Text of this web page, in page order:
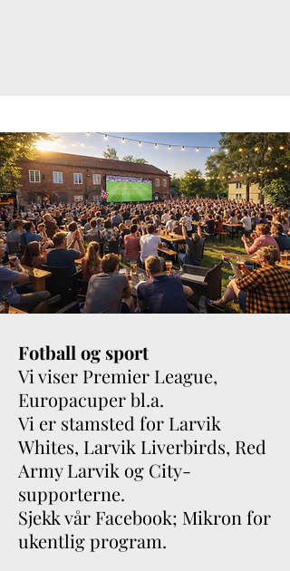
Fotball og sport
Vi viser Premier League,
Europacuper bl.a.
Vi er stamsted for Larvik
Whites, Larvik Liverbirds, Red
Army Larvik og City-
supporterne.
Sjekk vår Facebook; Mikron for
ukentlig program.